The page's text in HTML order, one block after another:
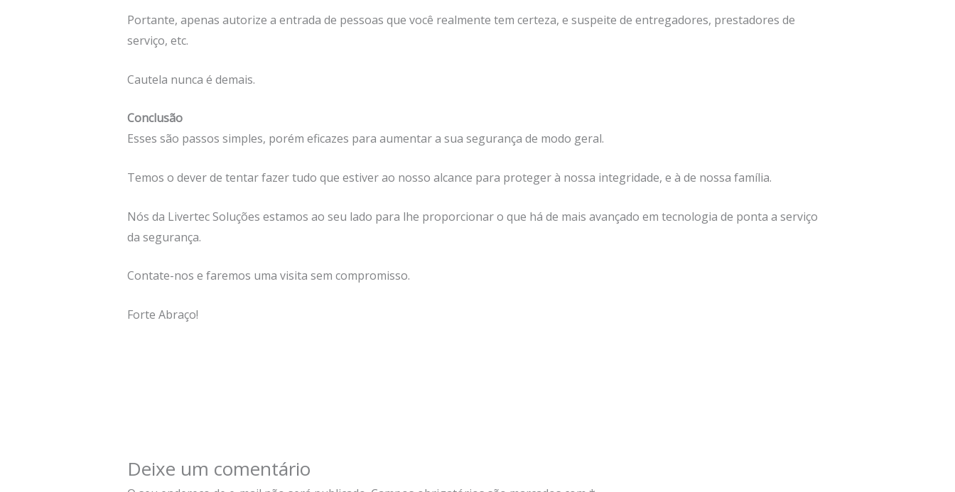
Portante, apenas autorize a entrada de pessoas que você realmente tem certeza, e suspeite de entregadores, prestadores de
serviço, etc.
Cautela nunca é demais.
Conclusão
Esses são passos simples, porém eficazes para aumentar a sua segurança de modo geral.
Temos o dever de tentar fazer tudo que estiver ao nosso alcance para proteger à nossa integridade, e à de nossa família.
Nós da Livertec Soluções estamos ao seu lado para lhe proporcionar o que há de mais avançado em tecnologia de ponta a serviço
da segurança.
Contate-nos e faremos uma visita sem compromisso.
Forte Abraço!
Deixe um comentário